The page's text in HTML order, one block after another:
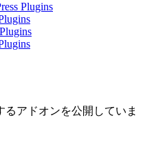
Plugins
アドオンを公開していま